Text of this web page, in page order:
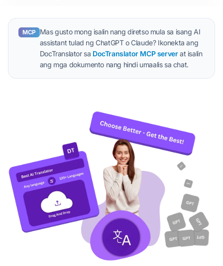
MCP Mas gusto mong isalin nang diretso mula sa isang AI
assistant tulad ng ChatGPT o Claude? Ikonekta ang
DocTranslator sa DocTranslator MCP serverat isalin
ang mga dokumento nang hindi umaalis sa chat.